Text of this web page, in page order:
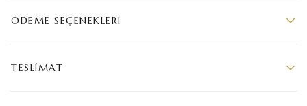
ÖDEME SEÇENEKLERI
TESLIMAT